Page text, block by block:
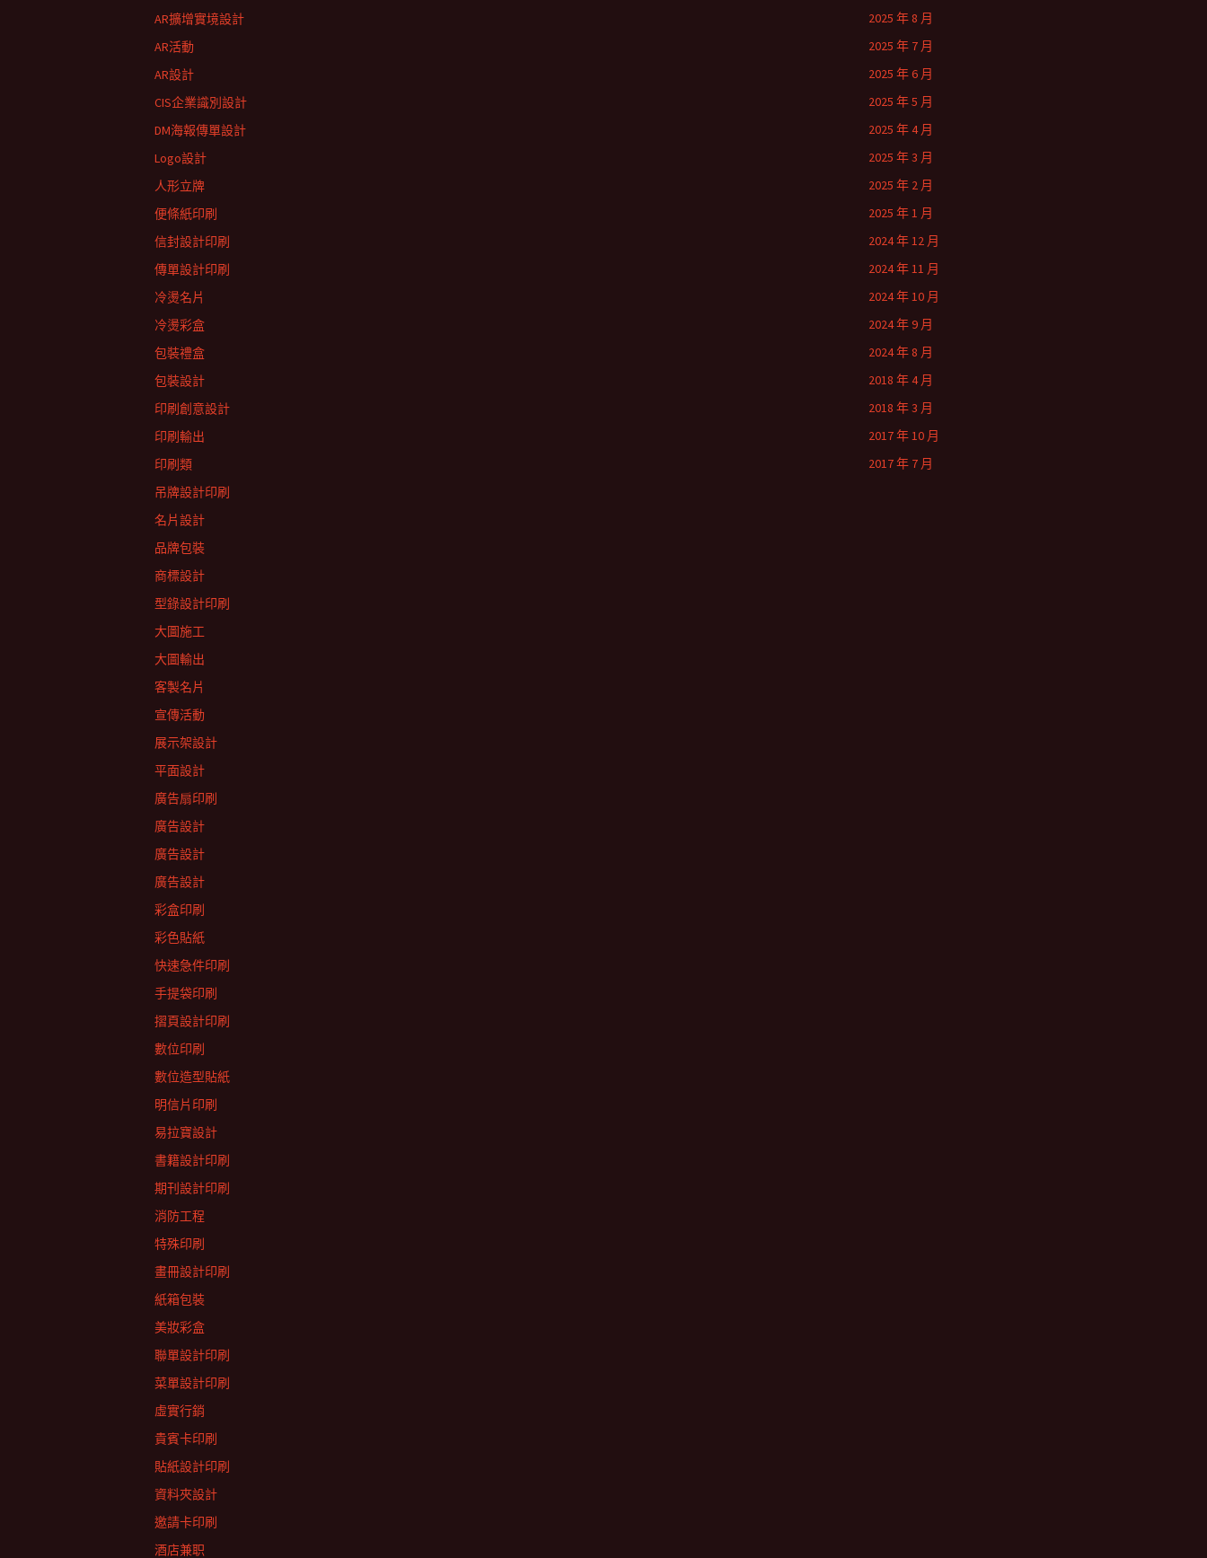
2025 年 8 月
2025 年 7 月
2025 年 6 月
2025 年 5 月
2025 年 4 月
2025 年 3 月
2025 年 2 月
2025 年 1 月
2024 年 12 月
2024 年 11 月
2024 年 10 月
2024 年 9 月
2024 年 8 月
2018 年 4 月
2018 年 3 月
2017 年 10 月
2017 年 7 月
AR擴增實境設計
AR活動
AR設計
CIS企業識別設計
DM海報傳單設計
Logo設計
人形立牌
便條紙印刷
信封設計印刷
傳單設計印刷
冷燙名片
冷燙彩盒
包裝禮盒
包裝設計
印刷創意設計
印刷輸出
印刷類
吊牌設計印刷
名片設計
品牌包裝
商標設計
型錄設計印刷
大圖施工
大圖輸出
客製名片
宣傳活動
展示架設計
平面設計
廣告扇印刷
廣告設計
廣告設計
廣告設計
彩盒印刷
彩色貼紙
快速急件印刷
手提袋印刷
摺頁設計印刷
數位印刷
數位造型貼紙
明信片印刷
易拉寶設計
書籍設計印刷
期刊設計印刷
消防工程
特殊印刷
畫冊設計印刷
紙箱包裝
美妝彩盒
聯單設計印刷
菜單設計印刷
虛實行銷
貴賓卡印刷
貼紙設計印刷
資料夾設計
邀請卡印刷
酒店兼职